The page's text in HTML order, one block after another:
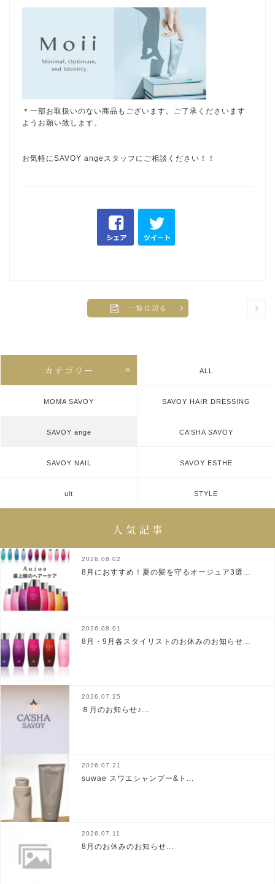
＊一部お取扱いのない商品もございます。ご了承くださいます
ようお願い致します。
お気軽にSAVOY angeスタッフにご相談ください！！
ALL
MOMA SAVOY SAVOY HAIR DRESSING
SAVOY ange CA’SHA SAVOY
SAVOY NAIL SAVOY ESTHE
ult STYLE
2026.08.02
8月におすすめ！夏の髪を守るオージュア3選...
2026.08.01
8月・9月各スタイリストのお休みのお知らせ...
2026.07.25
８月のお知らせ♪...
2026.07.21
suwae スワエシャンプー&ト...
2026.07.11
8月のお休みのお知らせ...